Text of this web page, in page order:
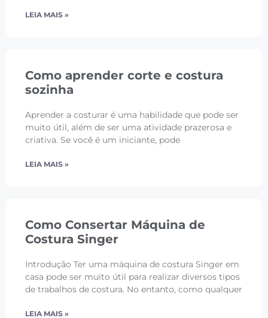
LEIA MAIS »
Como aprender corte e costura
sozinha
Aprender a costurar é uma habilidade que pode ser
muito útil, além de ser uma atividade prazerosa e
criativa. Se você é um iniciante, pode
LEIA MAIS »
Como Consertar Máquina de
Costura Singer
Introdução Ter uma máquina de costura Singer em
casa pode ser muito útil para realizar diversos tipos
de trabalhos de costura. No entanto, como qualquer
LEIA MAIS »